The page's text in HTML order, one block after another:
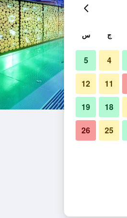
ج س
4
5
11
12
18
19
25
26